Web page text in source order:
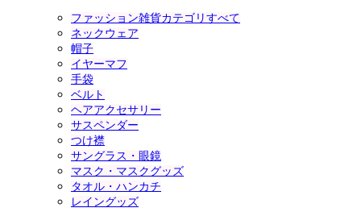
ファッション雑貨カテゴリすべて
ネックウェア
帽子
イヤーマフ
手袋
ベルト
ヘアアクセサリー
サスペンダー
つけ襟
サングラス・眼鏡
マスク・マスクグッズ
タオル・ハンカチ
レイングッズ